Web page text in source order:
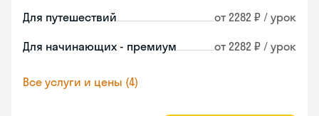
Для путешествий от 2282 ₽ / урок
Для начинающих - премиум от 2282 ₽ / урок
Все услуги и цены (4)